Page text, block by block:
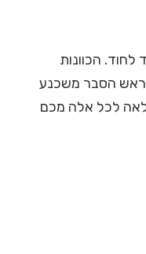
הכוונות
הסבר משכנע
לכל אלה מכם